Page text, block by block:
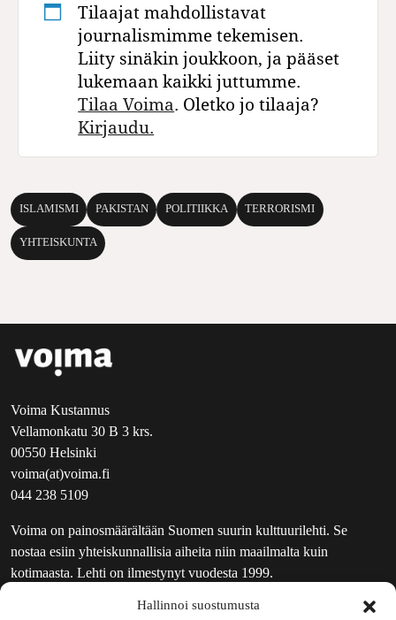
Hallinnoi suostumusta
Tilaajat mahdollistavat
journalismimme tekemisen.
Liity sinäkin joukkoon, ja pääset
lukemaan kaikki juttumme.
Tilaa Voima. Oletko jo tilaaja?
Kirjaudu.
ISLAMISMI PAKISTAN POLITIIKKA TERRORISMI
YHTEISKUNTA
Voima Kustannus
Vellamonkatu 30 B 3 krs.
00550 Helsinki
voima(at)voima.fi
044 238 5109
Voima on painosmäärältään Suomen suurin kulttuurilehti. Se
nostaa esiin yhteiskunnallisia aiheita niin maailmalta kuin
kotimaasta. Lehti on ilmestynyt vuodesta 1999.